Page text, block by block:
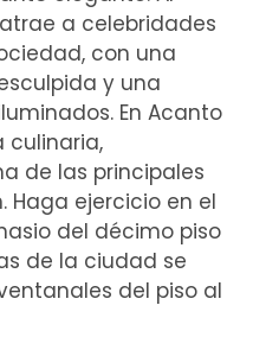
a celebridades
con una
y una
En Acanto
culinaria,
de las principales
Haga ejercicio en el
del décimo piso
de la ciudad se
del piso al